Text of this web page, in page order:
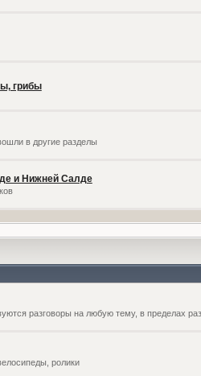
грибы
в другие разделы
и Нижней Салде
разговоры на любую тему, в пределах
ролики